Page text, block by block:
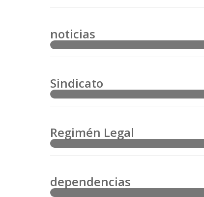
noticias
Sindicato
Regimén Legal
dependencias